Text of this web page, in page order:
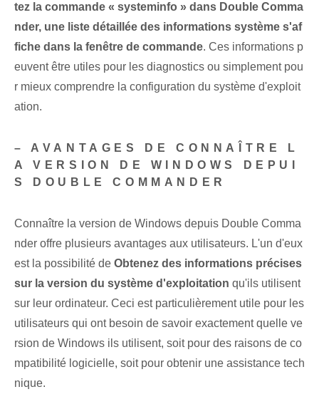
tez la commande « systeminfo » dans Double Comma
nder, une liste détaillée des informations système s'af
fiche dans la fenêtre de commande. Ces informations p
euvent être utiles pour les diagnostics ou simplement pou
r mieux comprendre la configuration du système d'exploit
ation.
– AVANTAGES DE CONNAÎTRE L
A VERSION DE WINDOWS DEPUI
S DOUBLE COMMANDER
Connaître la version de Windows depuis Double Comma
nder offre plusieurs avantages aux utilisateurs. L'un d'eux
est la possibilité de Obtenez des informations précises
sur la version du système d'exploitation qu'ils utilisent
sur leur ordinateur. Ceci est particulièrement utile pour les
utilisateurs qui ont besoin de savoir exactement quelle ve
rsion de Windows ils utilisent, soit pour des raisons de co
mpatibilité logicielle, soit pour obtenir une assistance tech
nique.